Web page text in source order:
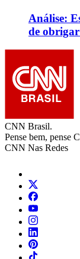
Análise:
de
CNN Brasil.
Pense bem, pense
CNN Nas Redes